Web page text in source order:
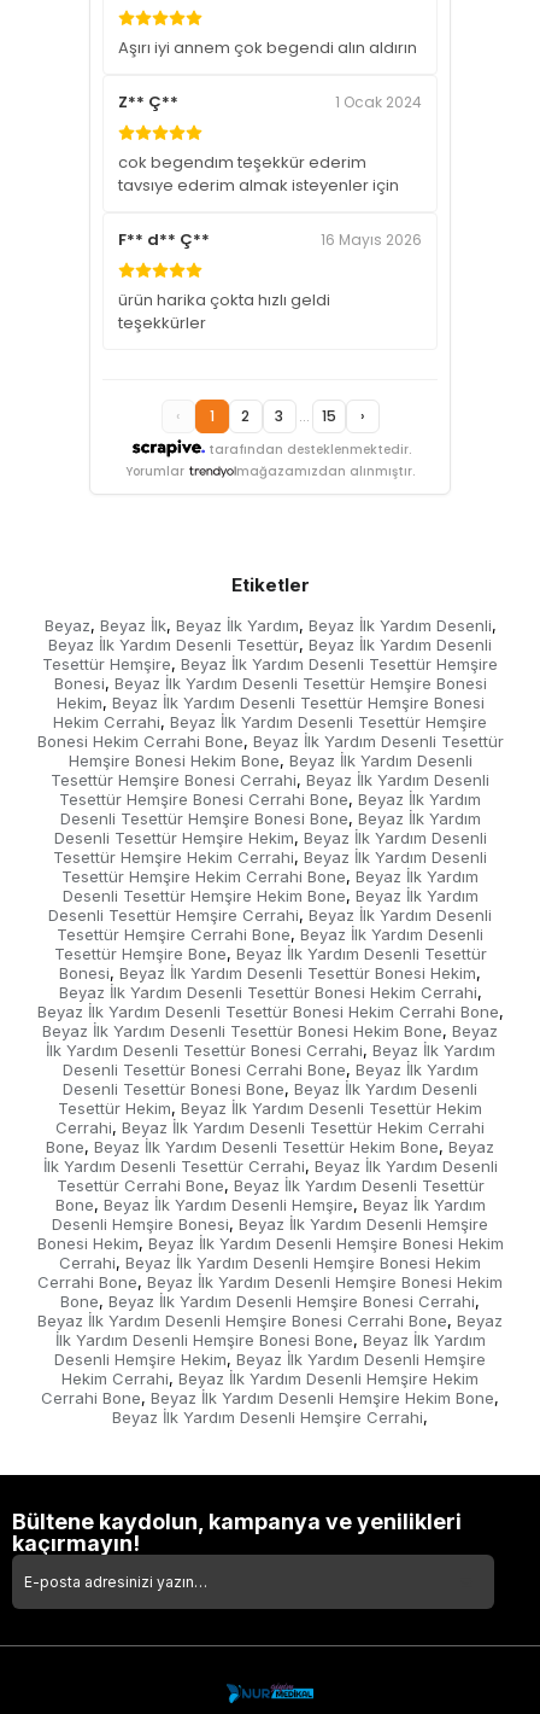
Aşırı iyi annem çok begendi alın aldırın
Z** Ç** 1 Ocak 2024
cok begendım teşekkür ederim
tavsıye ederim almak isteyenler için
F** d** Ç** 16 Mayıs 2026
ürün harika çokta hızlı geldi
teşekkürler
tarafından desteklenmektedir.
‹ 1 2 3 ... 15 ›
Yorumlar mağazamızdan alınmıştır.
Etiketler
Beyaz, Beyaz İlk, Beyaz İlk Yardım, Beyaz İlk Yardım Desenli,
Beyaz İlk Yardım Desenli Tesettür, Beyaz İlk Yardım Desenli
Tesettür Hemşire, Beyaz İlk Yardım Desenli Tesettür Hemşire
Bonesi, Beyaz İlk Yardım Desenli Tesettür Hemşire Bonesi
Hekim, Beyaz İlk Yardım Desenli Tesettür Hemşire Bonesi
Hekim Cerrahi, Beyaz İlk Yardım Desenli Tesettür Hemşire
Bonesi Hekim Cerrahi Bone, Beyaz İlk Yardım Desenli Tesettür
Hemşire Bonesi Hekim Bone, Beyaz İlk Yardım Desenli
Tesettür Hemşire Bonesi Cerrahi, Beyaz İlk Yardım Desenli
Tesettür Hemşire Bonesi Cerrahi Bone, Beyaz İlk Yardım
Desenli Tesettür Hemşire Bonesi Bone, Beyaz İlk Yardım
Desenli Tesettür Hemşire Hekim, Beyaz İlk Yardım Desenli
Tesettür Hemşire Hekim Cerrahi, Beyaz İlk Yardım Desenli
Tesettür Hemşire Hekim Cerrahi Bone, Beyaz İlk Yardım
Desenli Tesettür Hemşire Hekim Bone, Beyaz İlk Yardım
Desenli Tesettür Hemşire Cerrahi, Beyaz İlk Yardım Desenli
Tesettür Hemşire Cerrahi Bone, Beyaz İlk Yardım Desenli
Tesettür Hemşire Bone, Beyaz İlk Yardım Desenli Tesettür
Bonesi, Beyaz İlk Yardım Desenli Tesettür Bonesi Hekim,
Beyaz İlk Yardım Desenli Tesettür Bonesi Hekim Cerrahi,
Beyaz İlk Yardım Desenli Tesettür Bonesi Hekim Cerrahi Bone,
Beyaz İlk Yardım Desenli Tesettür Bonesi Hekim Bone, Beyaz
İlk Yardım Desenli Tesettür Bonesi Cerrahi, Beyaz İlk Yardım
Desenli Tesettür Bonesi Cerrahi Bone, Beyaz İlk Yardım
Desenli Tesettür Bonesi Bone, Beyaz İlk Yardım Desenli
Tesettür Hekim, Beyaz İlk Yardım Desenli Tesettür Hekim
Cerrahi, Beyaz İlk Yardım Desenli Tesettür Hekim Cerrahi
Bone, Beyaz İlk Yardım Desenli Tesettür Hekim Bone, Beyaz
İlk Yardım Desenli Tesettür Cerrahi, Beyaz İlk Yardım Desenli
Tesettür Cerrahi Bone, Beyaz İlk Yardım Desenli Tesettür
Bone, Beyaz İlk Yardım Desenli Hemşire, Beyaz İlk Yardım
Desenli Hemşire Bonesi, Beyaz İlk Yardım Desenli Hemşire
Bonesi Hekim, Beyaz İlk Yardım Desenli Hemşire Bonesi Hekim
Cerrahi, Beyaz İlk Yardım Desenli Hemşire Bonesi Hekim
Cerrahi Bone, Beyaz İlk Yardım Desenli Hemşire Bonesi Hekim
Bone, Beyaz İlk Yardım Desenli Hemşire Bonesi Cerrahi,
Beyaz İlk Yardım Desenli Hemşire Bonesi Cerrahi Bone, Beyaz
İlk Yardım Desenli Hemşire Bonesi Bone, Beyaz İlk Yardım
Desenli Hemşire Hekim, Beyaz İlk Yardım Desenli Hemşire
Hekim Cerrahi, Beyaz İlk Yardım Desenli Hemşire Hekim
Cerrahi Bone, Beyaz İlk Yardım Desenli Hemşire Hekim Bone,
Beyaz İlk Yardım Desenli Hemşire Cerrahi,
Bültene kaydolun, kampanya ve yenilikleri
kaçırmayın!